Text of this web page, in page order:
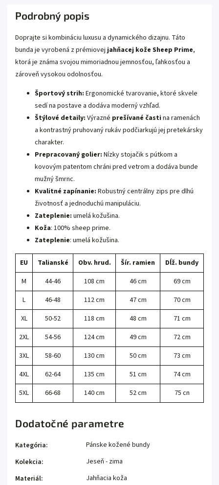
Podrobný popis
Doprajte si kombináciu luxusu a dynamického dizajnu. Táto
bunda je vyrobená z prémiovej jahňacej kože Sheep Prime,
ktorá je známa svojou mimoriadnou jemnosťou, ľahkosťou a
zároveň vysokou odolnosťou.
Športový strih: Ergonomické tvarovanie, ktoré skvele
sedí na postave a dodáva moderný vzhľad.
Štýlové detaily: Výrazné prešívané časti na ramenách
a kontrastný pruhovaný rukáv podčiarkujú jej pretekársky
charakter.
Prepracovaný golier: Nízky stojačik s pútkom a
kovovým patentom chráni pred vetrom a dodáva bunde
mužný šmrnc.
Kvalitné zapínanie: Robustný centrálny zips pre dlhú
životnosť a jednoduchú manipuláciu.
Zateplenie: umelá kožušina.
Koža: 100% sheep prime.
Zateplenie: umelá kožušina.
EU Talianské Obv. hrud. Šír. ramien
Dĺž. bundy
M
44-46 108 cm 46 cm
69 cm
L
46-48 112 cm 47 cm
70 cm
XL
50-52 118 cm 48 cm
71 cm
2XL
54-56 124 cm 49 cm
72 cm
3XL
58-60 130 cm 50 cm
73 cm
4XL
62-64 135 cm 51 cm
74 cm
5XL
66-68 140 cm 52 cm 75 cn
Dodatočné parametre
Kategória:
Pánske kožené bundy
Kolekcia:
Jeseň - zima
Materiál: Jahňacia koža